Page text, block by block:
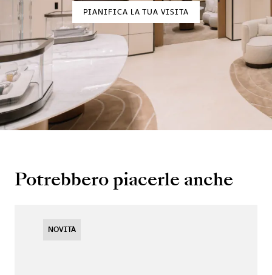
PIANIFICA LA TUA VISITA
Potrebbero piacerle anche
NOVITÀ